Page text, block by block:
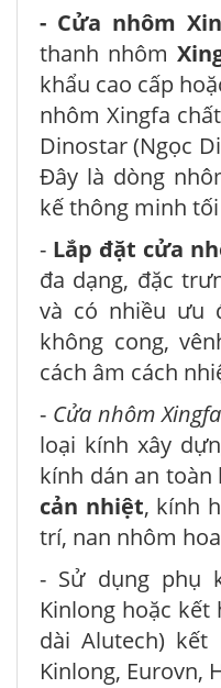
- Cửa nhôm
thanh nhôm
khẩu cao cấp
nhôm Xingfa
Dinostar (Ngọc
Đây là dòng
kế thông minh
- Lắp đặt cửa
đa dạng, đặc
và có nhiều ưu
không cong,
cách âm cách
- Cửa nhôm Xingfa
loại kính xây
kính dán an toàn
cản nhiệt, kính
trí, nan nhôm
- Sử dụng phụ
Kinlong hoặc kết
dài Alutech) kết
Kinlong, Eurovn,